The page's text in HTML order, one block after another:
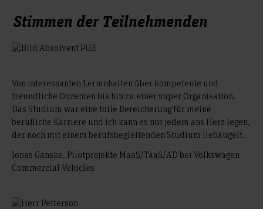
9 CP, 1 SWS
InP-306.1
Produktentwicklungs-
prozesse
InP-307.1
Mobile Robotik
InP-308.1
Lehrgebiete: Machine Learning
Hochschule Hannover
Stimmen der Teilnehmenden
Von interessanten Lerninhalten über kompetente und
freundliche Dozenten bis hin zu einer super Organisation.
Das Studium war eine tolle Bereicherung für meine
berufliche Karriere und ich kann es nur jedem ans Herz legen,
der noch mit einem berufsbegleitenden Studium liebäugelt.
Jonas Ganske, Pilotprojekte MaaS/TaaS/AD bei Volkswagen
Commercial Vehicles